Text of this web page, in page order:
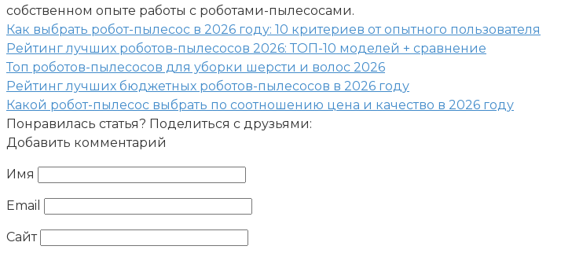
собственном опыте работы с роботами-пылесосами.
Как выбрать робот-пылесос в 2026 году: 10 критериев от опытного пользователя
Рейтинг лучших роботов-пылесосов 2026: ТОП-10 моделей + сравнение
Топ роботов-пылесосов для уборки шерсти и волос 2026
Рейтинг лучших бюджетных роботов-пылесосов в 2026 году
Какой робот-пылесос выбрать по соотношению цена и качество в 2026 году
Понравилась статья? Поделиться с друзьями:
Добавить комментарий
Имя
Email
Сайт